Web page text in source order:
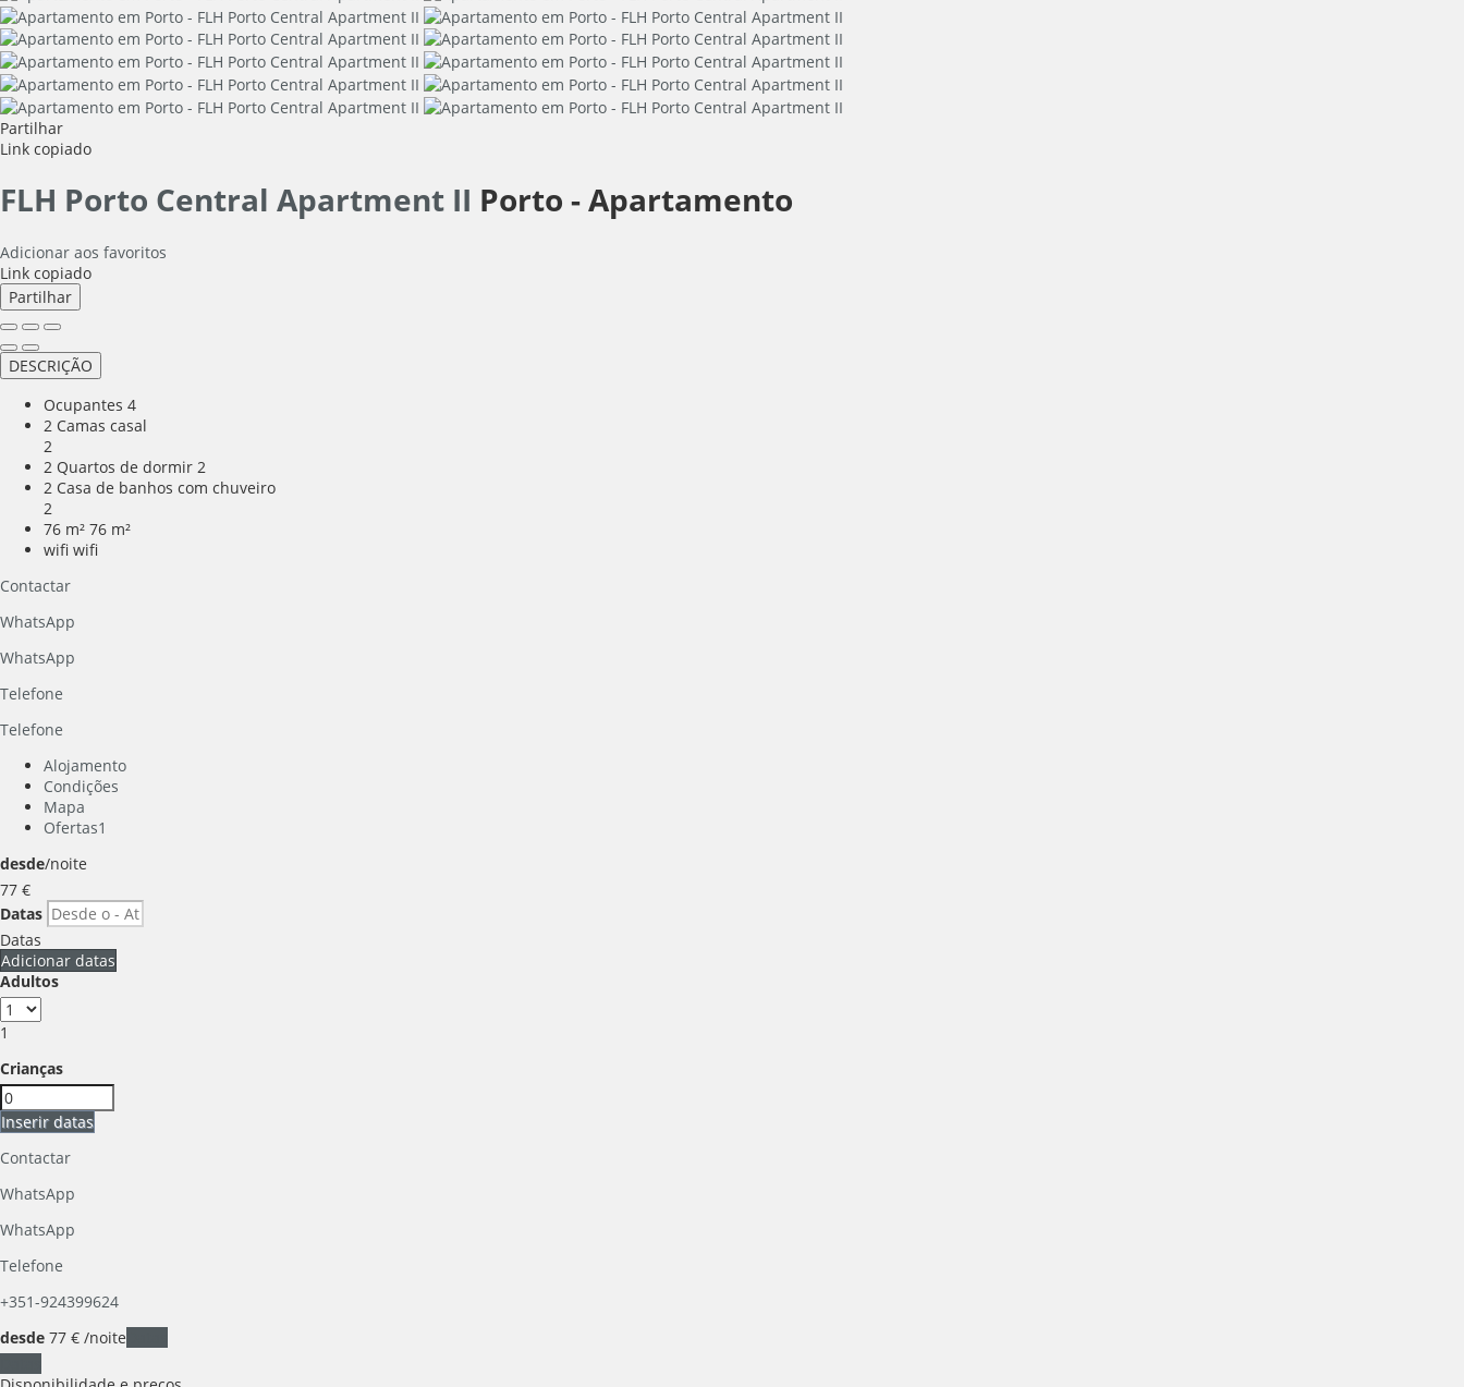
Partilhar
Link copiado
FLH Porto Central Apartment II Porto -Apartamento
Adicionar aos favoritos
Link copiado
Partilhar
DESCRIÇÃO
Ocupantes 4
2 Camas casal
2
2 Quartos de dormir 2
2 Casa de banhos com chuveiro
2
76 m² 76 m²
wifi wifi
Contactar
WhatsApp
WhatsApp
Telefone
Telefone
Alojamento
Condições
Mapa
Ofertas1
desde/noite
77 €
Datas
Datas
Adicionar datas
Adultos
1
Crianças
Inserir datas
Contactar
WhatsApp
WhatsApp
Telefone
+351-924399624
desde 77 € /noite